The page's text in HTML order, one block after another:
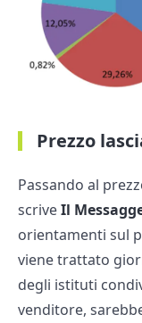
Prezzo
Passando al
scriveIl
orientamenti sul
viene trattato
degli istituti
venditore,